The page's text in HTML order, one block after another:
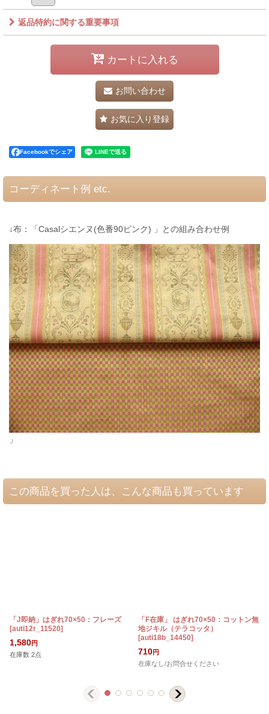
返品特約に関する重要事項
カートに入れる
お問い合わせ
お気に入り登録
Facebookでシェア
コーディネート例 etc.
↓布：「Casalシエンヌ(色番90ピンク) 」との組み合わせ例
」
この商品を買った人は、こんな商品も買っています
「J即納」はぎれ70×50：フレーズ
[auti12r_11520]
1,580円
在庫数 2点
「F在庫」 はぎれ70×50：コットン無
地ジキル（テラコッタ）
[auti18b_14450]
710円
在庫なし/お問合せください